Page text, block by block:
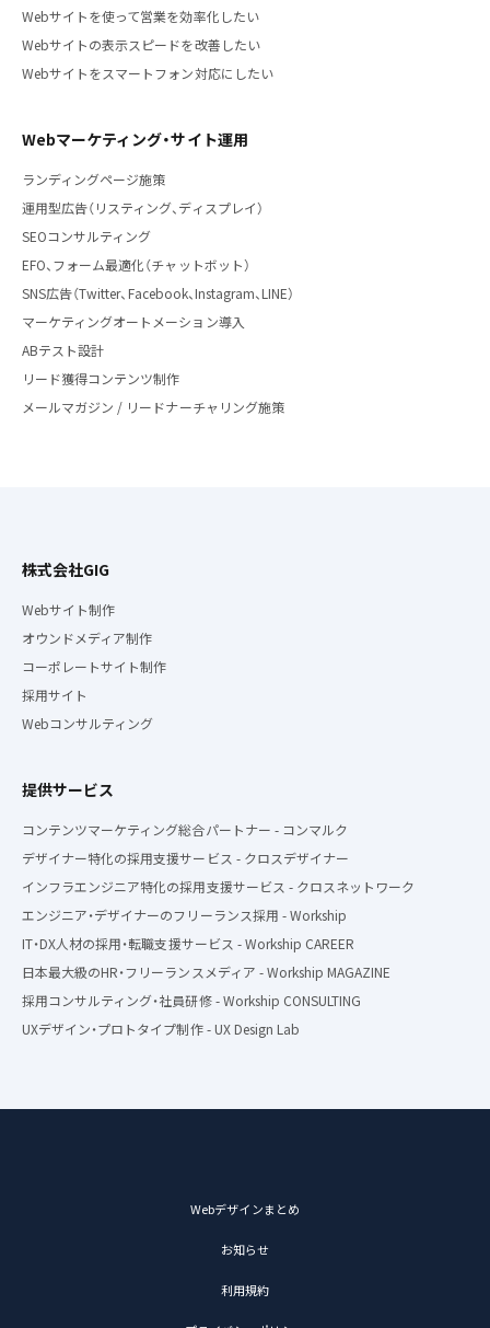
Webサイトを使って営業を効率化したい
Webサイトの表示スピードを改善したい
Webサイトをスマートフォン対応にしたい
Webマーケティング・サイト運用
ランディングページ施策
運用型広告（リスティング、ディスプレイ）
SEOコンサルティング
EFO、フォーム最適化（チャットボット）
SNS広告（Twitter、Facebook、Instagram、LINE）
マーケティングオートメーション導入
ABテスト設計
リード獲得コンテンツ制作
メールマガジン / リードナーチャリング施策
株式会社GIG
Webサイト制作
オウンドメディア制作
コーポレートサイト制作
採用サイト
Webコンサルティング
提供サービス
コンテンツマーケティング総合パートナー - コンマルク
デザイナー特化の採用支援サービス - クロスデザイナー
インフラエンジニア特化の採用支援サービス - クロスネットワーク
エンジニア・デザイナーのフリーランス採用 - Workship
IT・DX人材の採用・転職支援サービス - Workship CAREER
日本最大級のHR・フリーランスメディア - Workship MAGAZINE
採用コンサルティング・社員研修 - Workship CONSULTING
UXデザイン・プロトタイプ制作 - UX Design Lab
Webデザインまとめ
お知らせ
利用規約